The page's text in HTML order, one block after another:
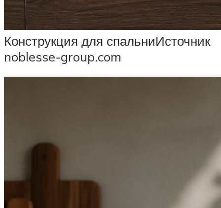
Конструкция для спальниИсточник
noblesse-group.com